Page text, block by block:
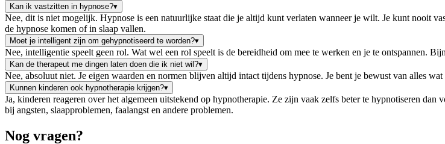
Kan ik vastzitten in hypnose?▾
Nee, dit is niet mogelijk. Hypnose is een natuurlijke staat die je altijd kunt verlaten wanneer je wilt. Je kunt nooit
de hypnose komen of in slaap vallen.
Moet je intelligent zijn om gehypnotiseerd te worden?▾
Nee, intelligentie speelt geen rol. Wat wel een rol speelt is de bereidheid om mee te werken en je te ontspannen.
Kan de therapeut me dingen laten doen die ik niet wil?▾
Nee, absoluut niet. Je eigen waarden en normen blijven altijd intact tijdens hypnose. Je bent je bewust van alles
Kunnen kinderen ook hypnotherapie krijgen?▾
Ja, kinderen reageren over het algemeen uitstekend op hypnotherapie. Ze zijn vaak zelfs beter te hypnotiseren
bij angsten, slaapproblemen, faalangst en andere problemen.
Nog vragen?